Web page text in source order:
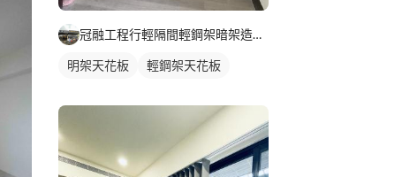
冠融工程行輕隔間輕鋼架暗架造型天花
明架天花板 輕鋼架天花板